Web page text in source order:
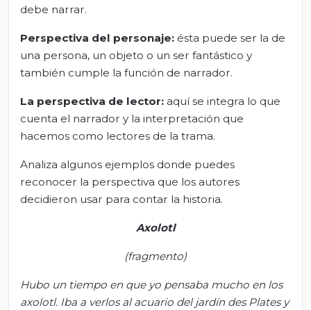
debe narrar.
Perspectiva del personaje: ésta puede ser la de
una persona, un objeto o un ser fantástico y
también cumple la función de narrador.
La perspectiva de lector: aquí se integra lo que
cuenta el narrador y la interpretación que
hacemos como lectores de la trama.
Analiza algunos ejemplos donde puedes
reconocer la perspectiva que los autores
decidieron usar para contar la historia.
Axolotl
(fragmento)
Hubo un tiempo en que yo pensaba mucho en los
axolotl. Iba a verlos al acuario del jardín desPlatesy